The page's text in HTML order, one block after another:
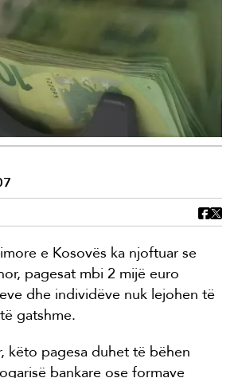
e Kosovës ka njoftuar se
pagesat mbi 2 mijë euro
dhe individëve nuk lejohen të
gatshme.
këto pagesa duhet të bëhen
bankare ose formave